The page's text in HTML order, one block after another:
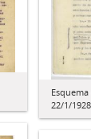
22/1/1928